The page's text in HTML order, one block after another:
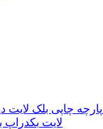
پارچه چاپی بلک لایت
لایت بکدراپ